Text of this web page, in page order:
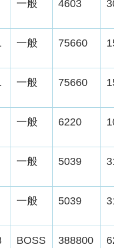
一般 4603
一般 75660
一般 75660
一般 6220
一般 5039
一般 5039
BOSS 388800